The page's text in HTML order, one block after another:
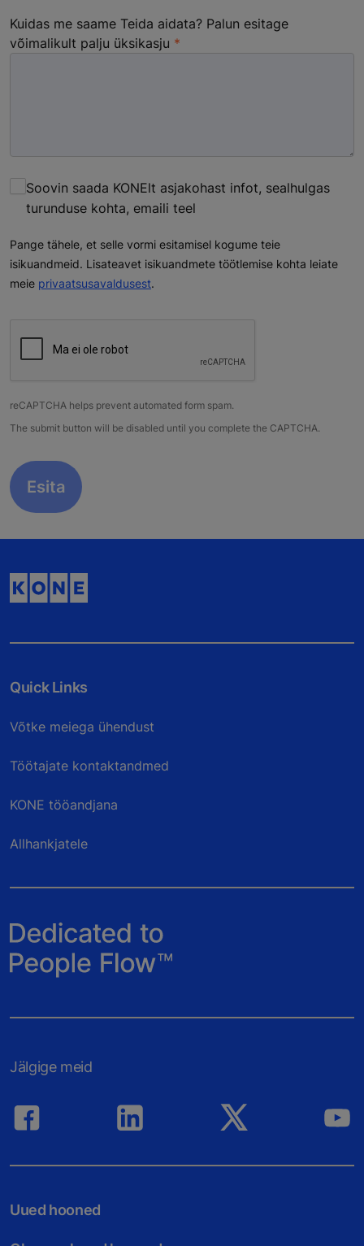
Kuidas me saame Teida aidata? Palun esitage
võimalikult palju üksikasju
Soovin saada KONElt asjakohast infot, sealhulgas
turunduse kohta, emaili teel
Pange tähele, et selle vormi esitamisel kogume teie
isikuandmeid. Lisateavet isikuandmete töötlemise kohta leiate
meie privaatsusavaldusest.
reCAPTCHA helps prevent automated form spam.
The submit button will be disabled until you complete the CAPTCHA.
Quick Links
Võtke meiega ühendust
Töötajate kontaktandmed
KONE tööandjana
Allhankjatele
Jälgige meid
Uued hooned